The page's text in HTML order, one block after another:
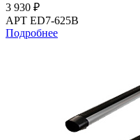
3 930 ₽
АРТ ED7-625B
Подробнее